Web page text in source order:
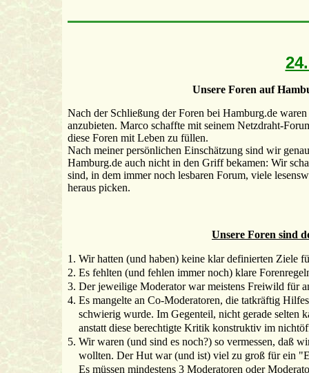
Unsere Foren auf
Nach der Schließung der Foren bei Hamburg.de
anzubieten. Marco schaffte mit seinem Netzdraht-
diese Foren mit Leben zu füllen.
Nach meiner persönlichen Einschätzung sind wir
Hamburg.de auch nicht in den Griff bekamen: Wir
sind, in dem immer noch lesbaren Forum, viele
heraus picken.
Unsere Foren sind
1. Wir hatten (und haben) keine klar definierten Ziele
2. Es fehlten (und fehlen immer noch) klare
3. Der jeweilige Moderator war meistens Freiwild für
4. Es mangelte an Co-Moderatoren, die tatkräftig
schwierig wurde. Im Gegenteil, nicht gerade selten
anstatt diese berechtigte Kritik konstruktiv im
5. Wir waren (und sind es noch?) so vermessen, daß
wollten. Der Hut war (und ist) viel zu groß für ein
Es müssen mindestens 3 Moderatoren oder